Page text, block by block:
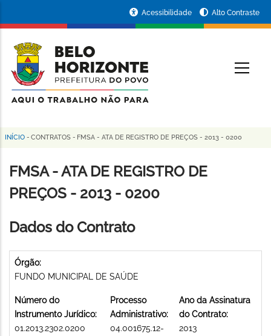
conteúdo
principal
da
Prefeitura
de
Horizonte
Acessibilidade Alto Contraste
Trilha
de
navegação
INÍCIO - CONTRATOS - FMSA - ATA DE REGISTRO DE PREÇOS - 2013 - 0200
FMSA - ATA DE REGISTRO DE
PREÇOS - 2013 - 0200
Dados do Contrato
Órgão:
FUNDO MUNICIPAL DE SAÚDE
Número do
Instrumento Jurídico:
01.2013.2302.0200
Processo
Administrativo:
04.001675.12-
Ano da Assinatura
do Contrato:
2013